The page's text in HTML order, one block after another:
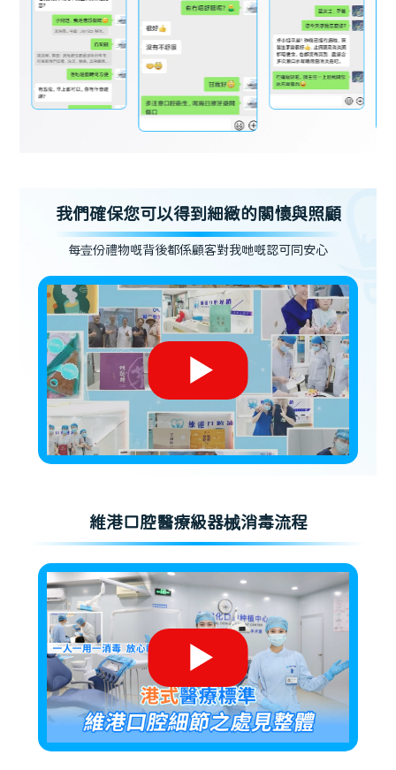
我們確保您可以得到細緻的關懷與照顧
每壹份禮物嘅背後都係顧客對我哋嘅認可同安心
維港口腔醫療級器械消毒流程